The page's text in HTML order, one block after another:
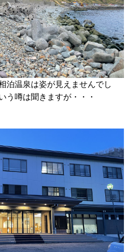
泊温泉は姿が見えませんでし
う噂は聞きますが・・・